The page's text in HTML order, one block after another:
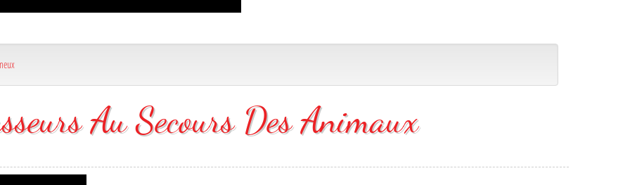
Au Secours Des Animaux